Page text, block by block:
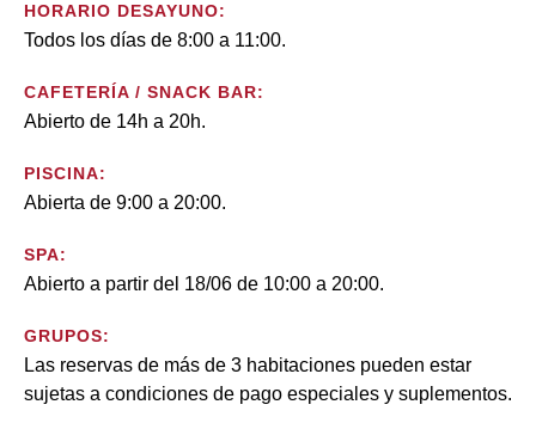
HORARIO DESAYUNO:
Todos los días de 8:00 a 11:00.
CAFETERÍA / SNACK BAR:
Abierto de 14h a 20h.
PISCINA:
Abierta de 9:00 a 20:00.
SPA:
Abierto a partir del 18/06 de 10:00 a 20:00.
GRUPOS:
Las reservas de más de 3 habitaciones pueden estar
sujetas a condiciones de pago especiales y suplementos.